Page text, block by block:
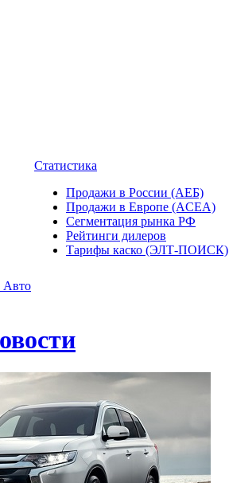
Авто
Статистика
Продажи в России (АЕБ)
Продажи в Европе (ACEA)
Сегментация рынка РФ
Рейтинги дилеров
Тарифы каско (ЭЛТ-ПОИСК)